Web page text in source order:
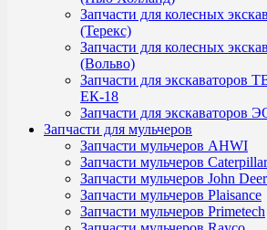
Запчасти для колесных
(Терекс)
Запчасти для колесных
(Вольво)
Запчасти для
ЕК-18
Запчасти для экскаваторов
Запчасти для мульчеров
Запчасти мульчеров AHWI
Запчасти мульчеров Caterpillar
Запчасти мульчеров John
Запчасти мульчеров Plaisance
Запчасти мульчеров Primetech